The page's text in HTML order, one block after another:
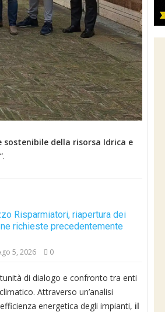
sostenibile della risorsa Idrica e
“.
Risparmiatori, riapertura dei
richieste precedentemente
5, 2026 0
di dialogo e confronto tra enti
Attraverso un’analisi
energetica degli impianti, il